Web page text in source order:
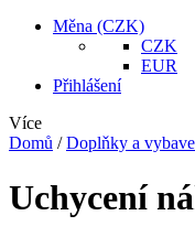
Měna (CZK)
CZK
EUR
Přihlášení
Více
Domů / Doplňky a
Uchycení